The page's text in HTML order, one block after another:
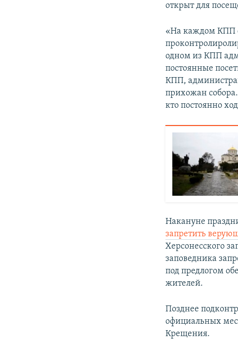
открыт для
«На каждом КПП
одном из КПП
постоянные
КПП,
прихожан
кто постоянно
Накануне
запретить
Херсонесского
заповедника
под предлогом
жителей.
Позднее
официальных
Крещения.